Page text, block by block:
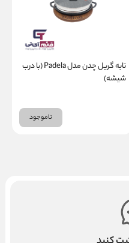
تابه گریل چدن مدل Padela (با درب
شیشه)
ناموجود